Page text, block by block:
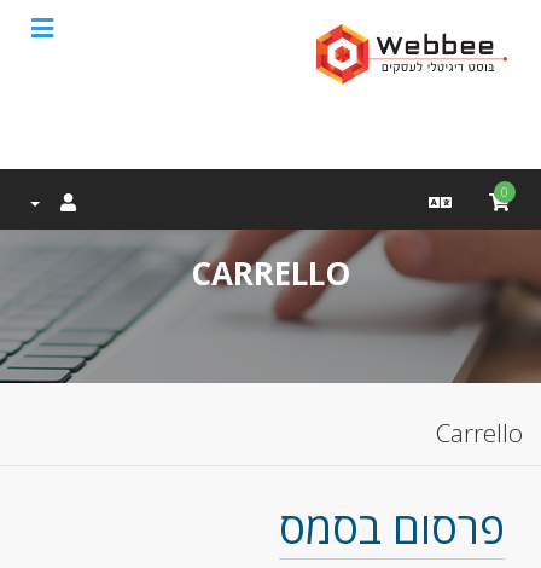
0
CARRELLO
Carrello
פרסום בסמס